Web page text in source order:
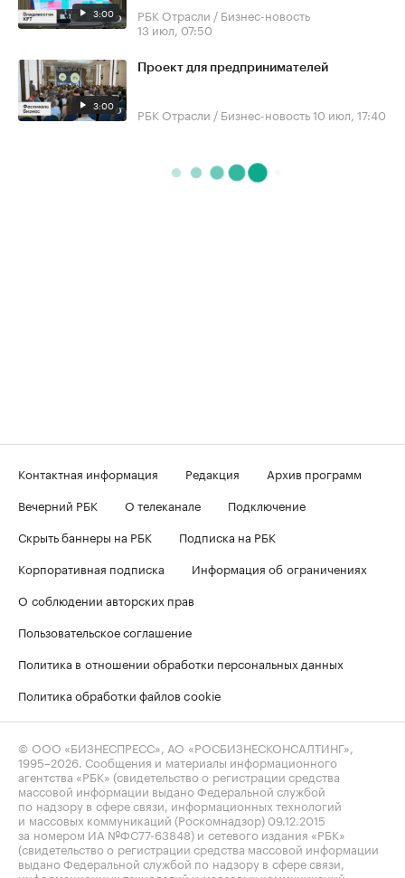
3:00
РБК Отрасли / Бизнес-новость
13 июл, 07:50
3:00
Проект для предпринимателей
РБК Отрасли / Бизнес-новость10 июл, 17:40
Контактная информация Редакция
Архив программ
Вечерний РБК
О телеканале
Подключение
Скрыть баннеры на РБК
Подписка на РБК
Корпоративная подписка
Информация об ограничениях
О соблюдении авторских прав
Пользовательское соглашение
Политика в отношении обработки персональных данных
Политика обработки файлов cookie
© ООО «БИЗНЕСПРЕСС», АО «РОСБИЗНЕСКОНСАЛТИНГ»,
1995–2026. Сообщения и материалы информационного
агентства «РБК» (свидетельство о регистрации средства
массовой информации выдано Федеральной службой
по надзору в сфере связи, информационных технологий
и массовых коммуникаций (Роскомнадзор) 09.12.2015
за номером ИА №ФС77-63848) и сетевого издания «РБК»
(свидетельство о регистрации средства массовой информации
выдано Федеральной службой по надзору в сфере связи,